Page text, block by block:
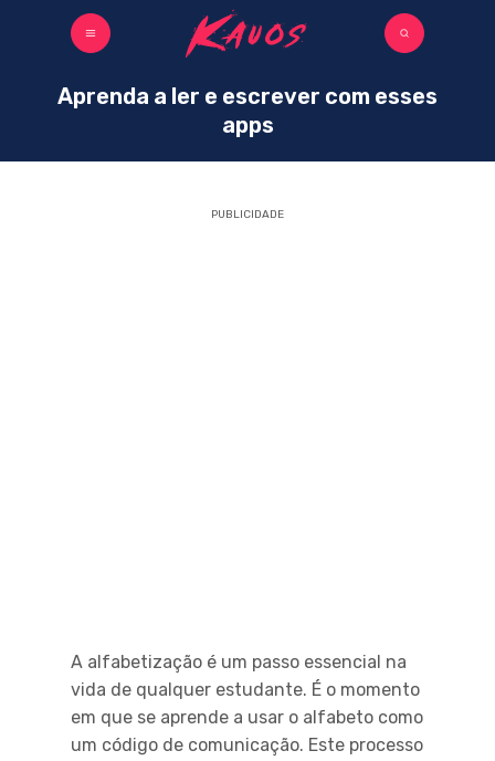
Aprenda a ler e escrever com esses
apps
PUBLICIDADE
A alfabetização é um passo essencial na
vida de qualquer estudante. É o momento
em que se aprende a usar o alfabeto como
um código de comunicação. Este processo